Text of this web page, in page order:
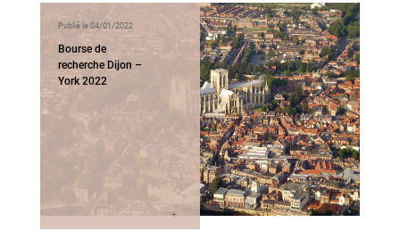
Publié le 04/01/2022
Bourse de
recherche Dijon –
York 2022